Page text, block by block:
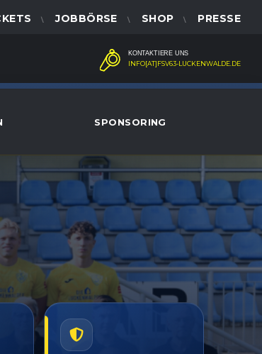
JOBBÖRSE SHOP PRESSE
KONTAKTIERE UNS
INFO[AT]FSV63-LUCKENWALDE.DE
SPONSORING